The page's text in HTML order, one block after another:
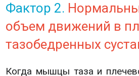
Фактор 2.
объем движений в
тазобедренных
Когда мышцы таза и